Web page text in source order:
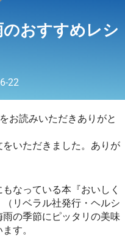
おすすめレシ
22
お読みいただきありがと
いただきました。ありが
なっている本『おいしく
リベラル社発行・ヘルシ
の季節にピッタリの美味
す。